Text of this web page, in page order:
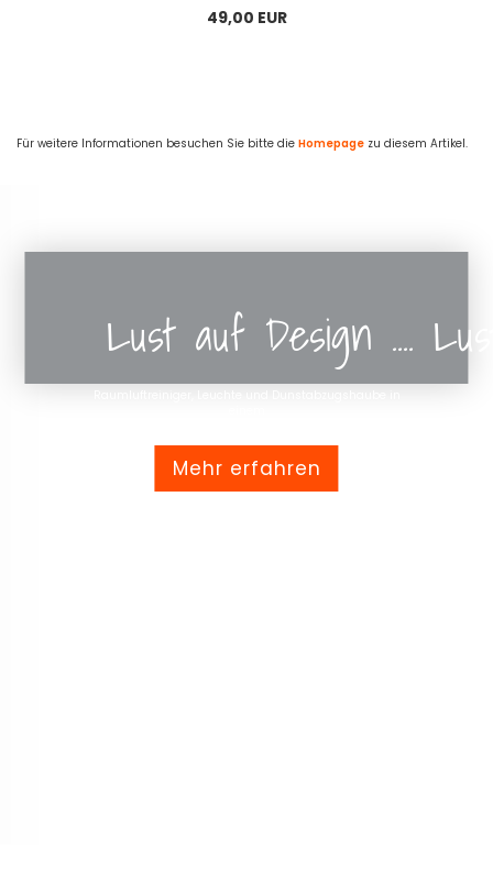
49,00 EUR
Für weitere Informationen besuchen Sie bitte die Homepage zu diesem Artikel.
Lust auf Design ....
Mehr erfahren